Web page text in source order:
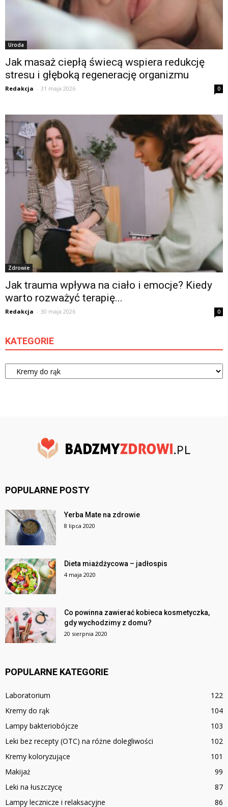
Uroda
Jak masaż ciepłą świecą wspiera redukcję
stresu i głęboką regenerację organizmu
Redakcja - 31 maja 2026 0
Zdrowie
Jak trauma wpływa na ciało i emocje? Kiedy
warto rozważyć terapię...
Redakcja - 30 maja 2026 0
KATEGORIE
Kategorie
POPULARNE POSTY
Yerba Mate na zdrowie
8 lipca 2020
Dieta miażdżycowa – jadłospis
4 maja 2020
Co powinna zawierać kobieca kosmetyczka,
gdy wychodzimy z domu?
20 sierpnia 2020
POPULARNE KATEGORIE
Laboratorium
122
Kremy do rąk
104
Lampy bakteriobójcze
103
Leki bez recepty (OTC) na różne dolegliwości
102
Kremy koloryzujące
101
Makijaż
99
Leki na łuszczycę
87
Lampy lecznicze i relaksacyjne
86